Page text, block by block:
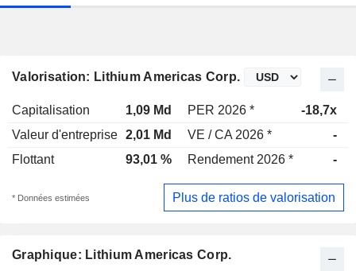
Valorisation: Lithium Americas Corp.
Capitalisation 1,09 Md PER 2026 * -18,7x
Valeur d'entreprise 2,01 Md VE / CA 2026 * -
Flottant
93,01 % Rendement 2026 * -
* Données estimées Plus de ratios de valorisation
Graphique: Lithium Americas Corp.